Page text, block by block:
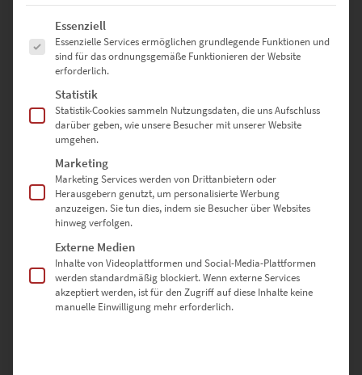
Bewertungen
Es gibt noch keine Bewertungen.
SCHREIBE DIE ERSTE BEWERTUNG FÜR „EZ00881 ALEXANDRA
FEODOROWNA VOL II“
Deine E-Mail-Adresse wird nicht veröffentlicht.
Erforderliche Felder sind mit*markiert
Es folgt eine Liste der Service-Gruppen, für die eine Einwilligung
Essenziell
Essenzielle Services ermöglichen grundlegende Funktionen und
sind für das ordnungsgemäße Funktionieren der Website
erforderlich.
Statistik
Statistik-Cookies sammeln Nutzungsdaten, die uns Aufschluss
darüber geben, wie unsere Besucher mit unserer Website
umgehen.
Marketing
Marketing Services werden von Drittanbietern oder
Herausgebern genutzt, um personalisierte Werbung
anzuzeigen. Sie tun dies, indem sie Besucher über Websites
hinweg verfolgen.
Externe Medien
Inhalte von Videoplattformen und Social-Media-Plattformen
werden standardmäßig blockiert. Wenn externe Services
akzeptiert werden, ist für den Zugriff auf diese Inhalte keine
manuelle Einwilligung mehr erforderlich.